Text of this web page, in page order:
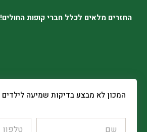
החזרים מלאים לכלל חברי קופות החולים!
המכון לא מבצע בדיקות שמיעה לילדים